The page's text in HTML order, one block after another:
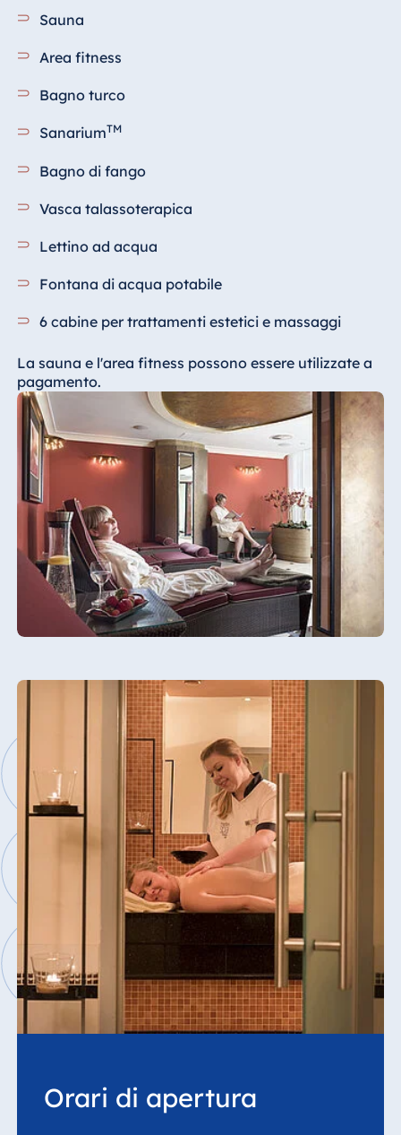
Garden
Conference
Italia
Antonine Hotel &
Spa Malta
Mauritius
Resort & Spa
Mauritius
Sauna
Area fitness
Bagno turco
SanariumTM
Bagno di fango
Vasca talassoterapica
Lettino ad acqua
Fontana di acqua potabile
6 cabine per trattamenti estetici e massaggi
La sauna e l'area fitness possono essere utilizzate a
pagamento.
Orari di apertura